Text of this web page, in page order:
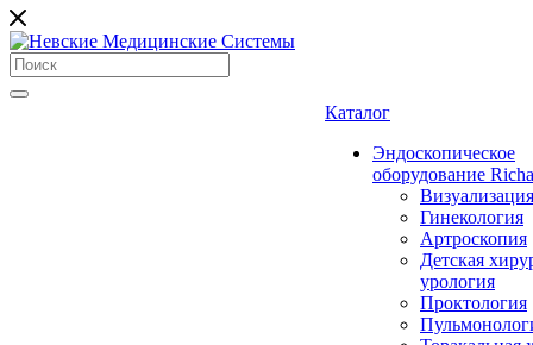
Каталог
Эндоскопическое
оборудование
Визуализация
Гинекология
Артроскопия
Детская
урология
Проктология